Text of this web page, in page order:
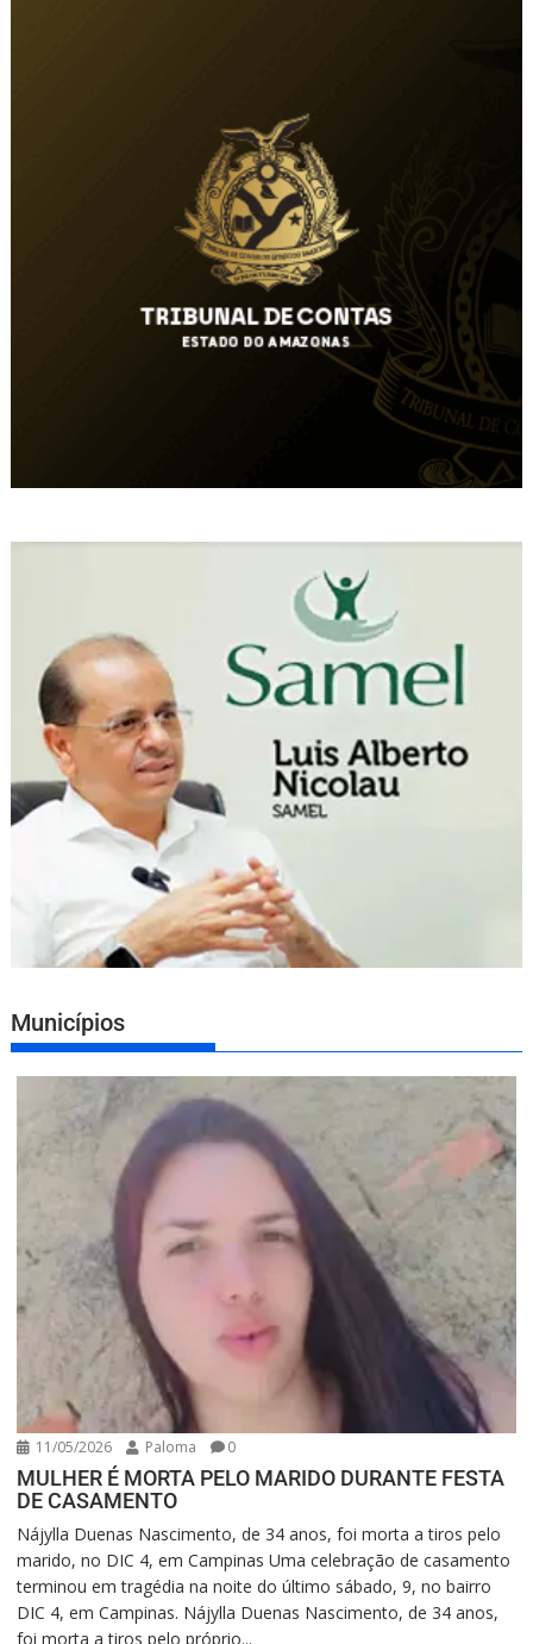
Municípios
11/05/2026 Paloma 0
MULHER É MORTA PELO MARIDO DURANTE FESTA
DE CASAMENTO
Nájylla Duenas Nascimento, de 34 anos, foi morta a tiros pelo
marido, no DIC 4, em Campinas Uma celebração de casamento
terminou em tragédia na noite do último sábado, 9, no bairro
DIC 4, em Campinas. Nájylla Duenas Nascimento, de 34 anos,
foi morta a tiros pelo próprio...